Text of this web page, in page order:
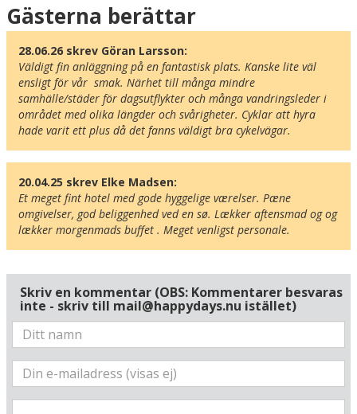
Karta
Gästerna berättar
28.06.26 skrev Göran Larsson:
Väldigt fin anläggning på en fantastisk plats. Kanske lite väl
ensligt för vår  smak. Närhet till många mindre
samhälle/städer för dagsutflykter och många vandringsleder i
området med olika längder och svårigheter. Cyklar att hyra
hade varit ett plus då det fanns väldigt bra cykelvägar.
20.04.25 skrev Elke Madsen:
Et meget fint hotel med gode hyggelige værelser. Pæne
omgivelser, god beliggenhed ved en sø. Lækker aftensmad og og
lækker morgenmads buffet . Meget venligst personale.
Skriv en kommentar (OBS: Kommentarer besvaras
inte - skriv till mail@happydays.nu istället)